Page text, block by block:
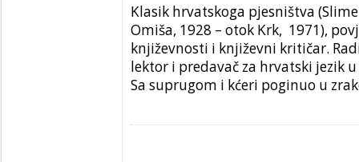
Klasik hrvatskoga pjesništva
Omiša, 1928 – otok Krk, 1971),
književnosti i književni kritičar.
lektor i predavač za hrvatski jezik
Sa suprugom i kćeri poginuo u